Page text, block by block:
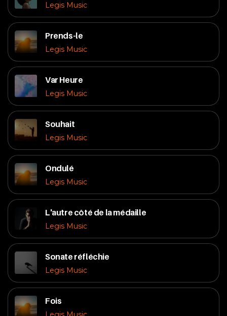
Legis Music
Prends-le
Legis Music
Var Heure
Legis Music
Souhait
Legis Music
Ondulé
Legis Music
L'autre côté de la médaille
Legis Music
Sonate réfléchie
Legis Music
Fois